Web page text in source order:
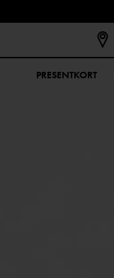
PRESENTKORT